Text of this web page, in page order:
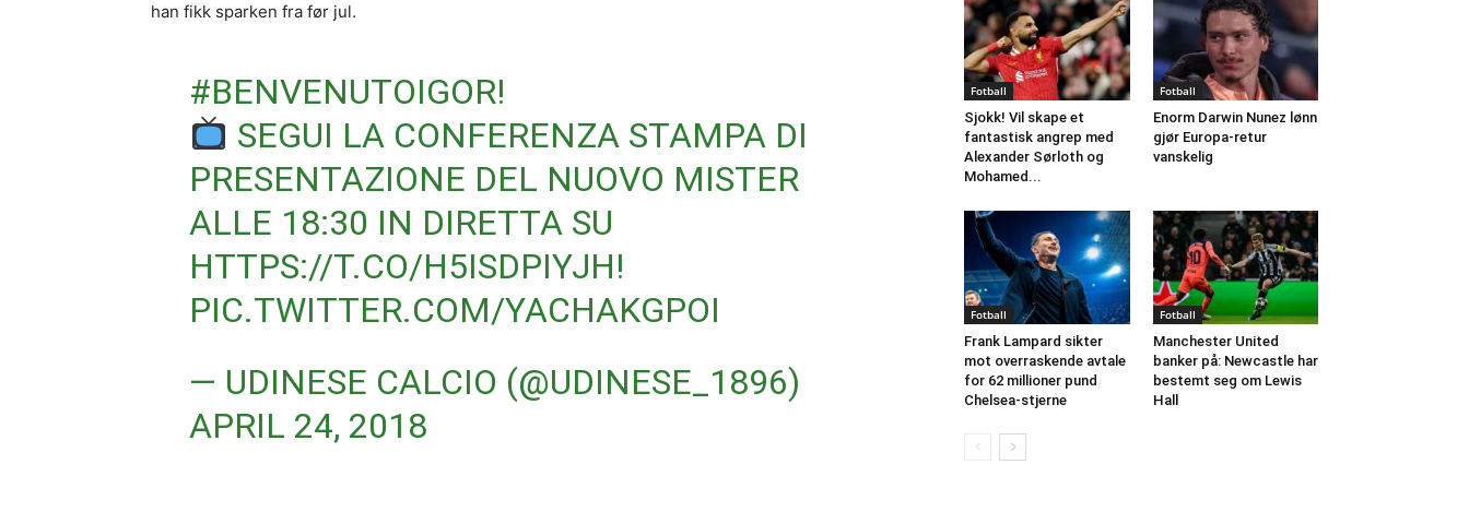
han fikk sparken fra før jul.
#BENVENUTOIGOR!
SEGUI LA CONFERENZA STAMPA DI
PRESENTAZIONE DEL NUOVO MISTER
ALLE 18:30 IN DIRETTA SU
HTTPS://T.CO/H5ISDPIYJH!
PIC.TWITTER.COM/YACHAKGPOI
— UDINESE CALCIO (@UDINESE_1896)
APRIL 24, 2018
Fotball
Sjokk! Vil skape et
fantastisk angrep med
Alexander Sørloth og
Mohamed...
Fotball
Enorm Darwin Nunez lønn
gjør Europa-retur
vanskelig
Fotball
Frank Lampard sikter
mot overraskende avtale
for 62 millioner pund
Chelsea-stjerne
Fotball
Manchester United
banker på: Newcastle har
bestemt seg om Lewis
Hall